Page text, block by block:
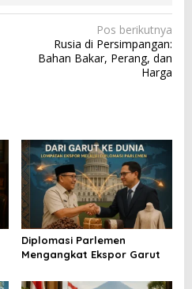
Pos berikutnya
Rusia di Persimpangan:
Bahan Bakar, Perang, dan
Harga
Diplomasi Parlemen
Mengangkat Ekspor Garut